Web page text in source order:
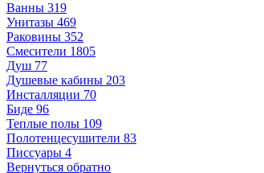
Ванны 319
Унитазы 469
Раковины 352
Смесители 1805
Душ 77
Душевые кабины 203
Инсталляции 70
Биде 96
Теплые полы 109
Полотенцесушители 83
Писсуары 4
Вернуться обратно